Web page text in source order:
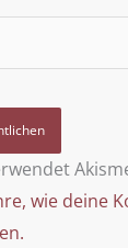
wie deine